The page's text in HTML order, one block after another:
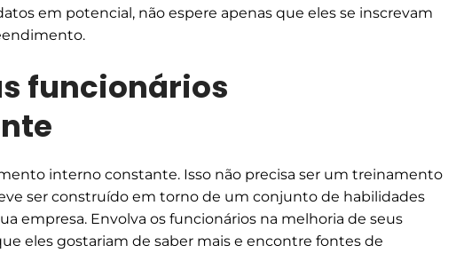
em potencial, não espere apenas que eles se inscrevam
funcionários
interno constante. Isso não precisa ser um treinamento
ser construído em torno de um conjunto de habilidades
empresa. Envolva os funcionários na melhoria de seus
eles gostariam de saber mais e encontre fontes de